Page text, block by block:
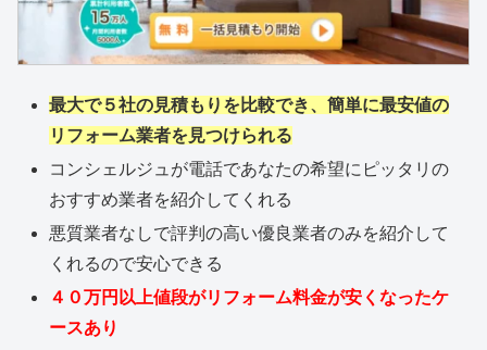
最大で５社の見積もりを比較でき、簡単に最安値の
リフォーム業者を見つけられる
コンシェルジュが電話であなたの希望にピッタリの
おすすめ業者を紹介してくれる
悪質業者なしで評判の高い優良業者のみを紹介して
くれるので安心できる
４０万円以上値段がリフォーム料金が安くなったケ
ースあり